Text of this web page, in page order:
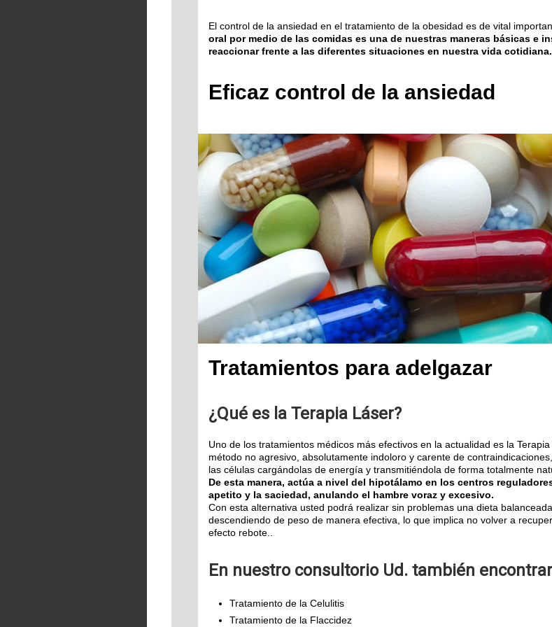
El control de la ansiedad en el tratamiento de la obesidad es de vital
oral por medio de las comidas es una de nuestras maneras básicas e
reaccionar frente a las diferentes situaciones en nuestra vida cotidiana.
Eficaz control de la ansiedad
Tratamientos para adelgazar
¿Qué es la Terapia Láser?
Uno de los tratamientos médicos más efectivos en la actualidad es la
método no agresivo, absolutamente indoloro y carente de
las células cargándolas de energía y transmitiéndola de forma totalmente
De esta manera, actúa a nivel del hipotálamo en los centros
apetito y la saciedad, anulando el hambre voraz y excesivo.
Con esta alternativa usted podrá realizar sin problemas una dieta
descendiendo de peso de manera efectiva, lo que implica no volver a
efecto rebote..
En nuestro consultorio Ud. también
Tratamiento de la Celulitis
Tratamiento de la Flaccidez